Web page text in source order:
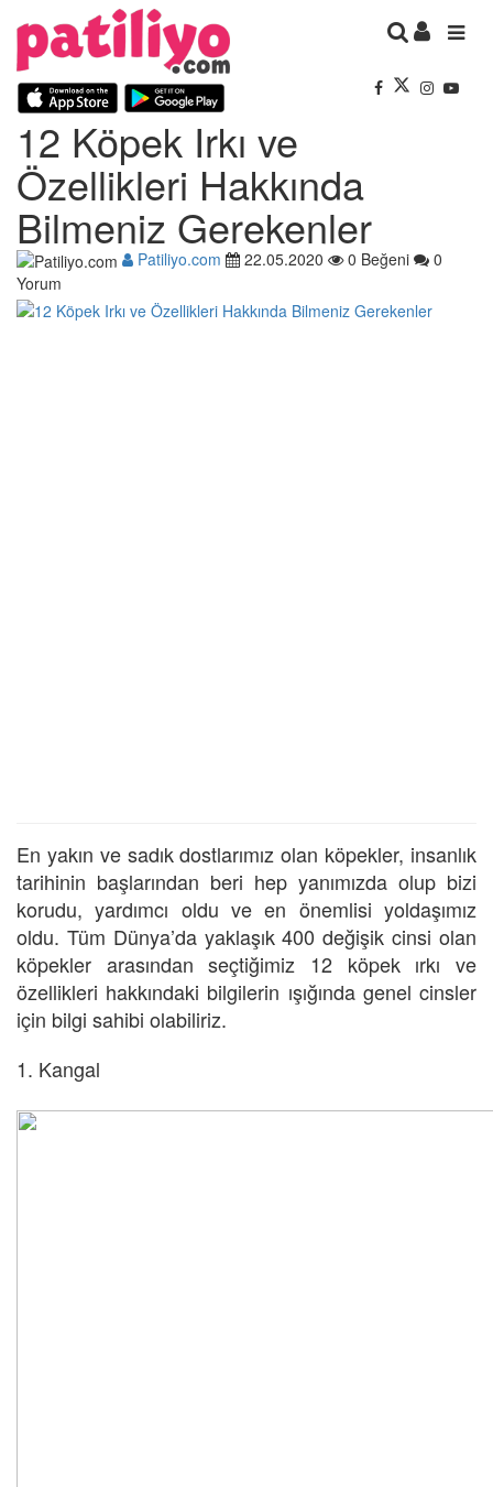
12 Köpek Irkı ve
Özellikleri Hakkında
Bilmeniz Gerekenler
Patiliyo.com 22.05.2020 0 Beğeni
0
Yorum
En yakın ve sadık dostlarımız olan köpekler, insanlık
tarihinin başlarından beri hep yanımızda olup bizi
korudu, yardımcı oldu ve en önemlisi yoldaşımız
oldu. Tüm Dünya’da yaklaşık 400 değişik cinsi olan
köpekler arasından seçtiğimiz 12 köpek ırkı ve
özellikleri hakkındaki bilgilerin ışığında genel cinsler
için bilgi sahibi olabiliriz.
1. Kangal